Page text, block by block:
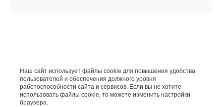
Наш сайт использует файлы cookie для повышения удобства
пользователей и обеспечения должного уровня
работоспособности сайта и сервисов. Если вы не хотите
использовать файлы cookie, то можете изменить настройки
браузера.